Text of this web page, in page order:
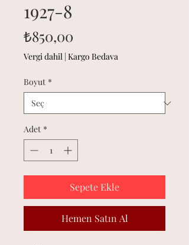
1927-8
₺850,00
Vergi dahil Kargo Bedava
Boyut *
Adet *
Sepete Ekle
Hemen Satın Al